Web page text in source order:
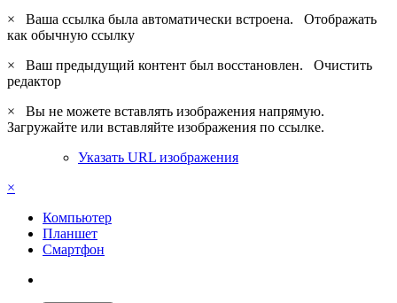
×
Ваша ссылка была автоматически встроена. Отображать
как обычную ссылку
×
Ваш предыдущий контент был восстановлен. Очистить
редактор
×
Вы не можете вставлять изображения напрямую.
Загружайте или вставляйте изображения по ссылке.
Указать URL изображения
×
Компьютер
Планшет
Смартфон